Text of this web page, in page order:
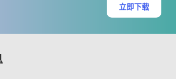
立即下载